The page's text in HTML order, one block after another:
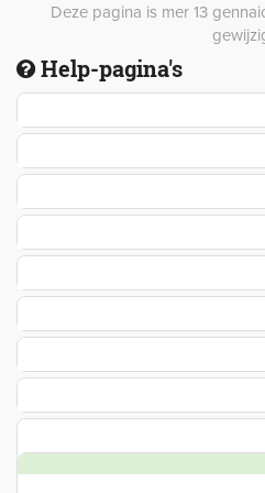
Deze pagina is mer 13
Help-pagina's